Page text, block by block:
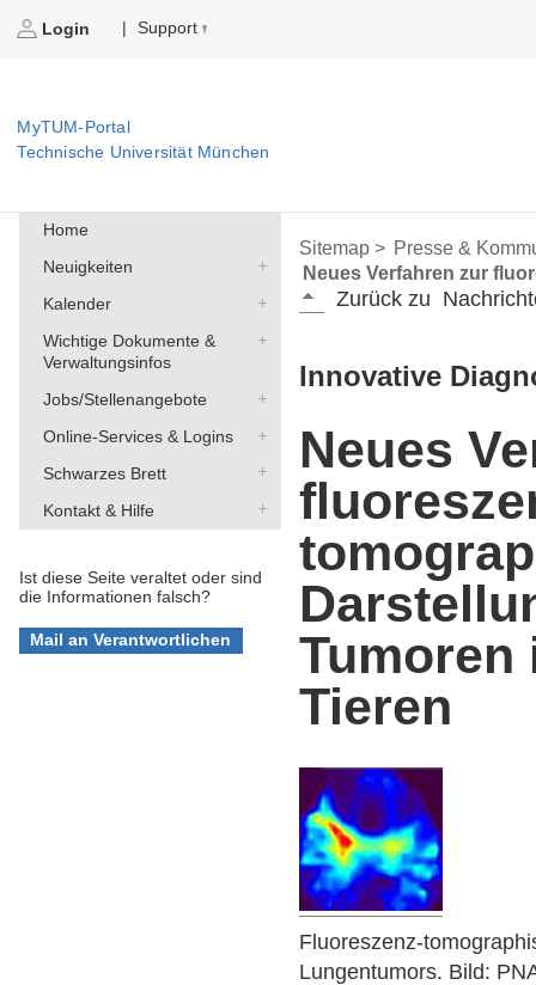
Login | Support
MyTUM-Portal
Technische Universität München
Home
Neuigkeiten
Kalender
Wichtige Dokumente &
Verwaltungsinfos
Jobs/Stellenangebote
Online-Services & Logins
Schwarzes Brett
Kontakt & Hilfe
Ist diese Seite veraltet oder sind
die Informationen falsch?
Sitemap > Presse &
Neues Verfahren zur
Zurück zu
Innovative
Neues
Tumoren
Tieren
Fluoreszenz-
Lungentumors. Bild: